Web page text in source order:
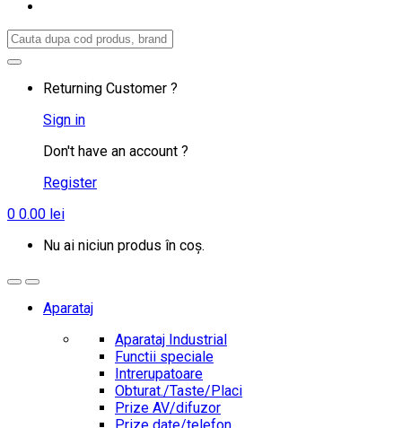
Search
Returning Customer ?
Sign in
Don't have an account ?
Register
0 0.00 lei
Nu ai niciun produs în coș.
Aparataj
Aparataj Industrial
Functii speciale
Intrerupatoare
Obturat./Taste/Placi
Prize AV/difuzor